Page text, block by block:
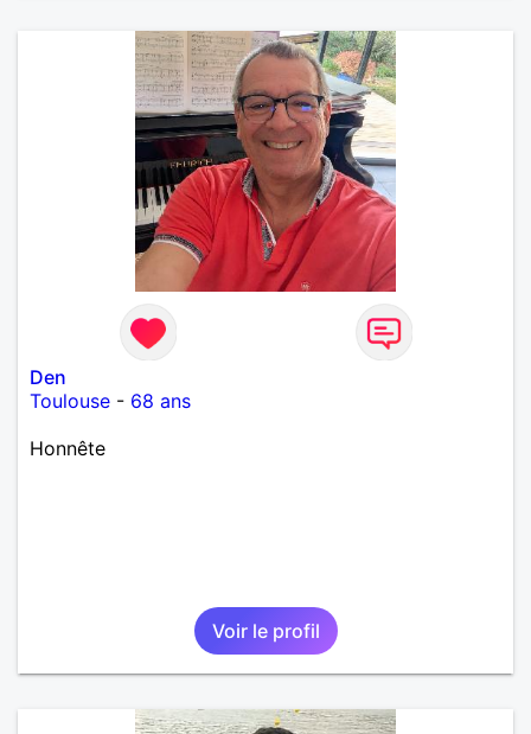
Den
Toulouse - 68 ans
Honnête
Voir le profil